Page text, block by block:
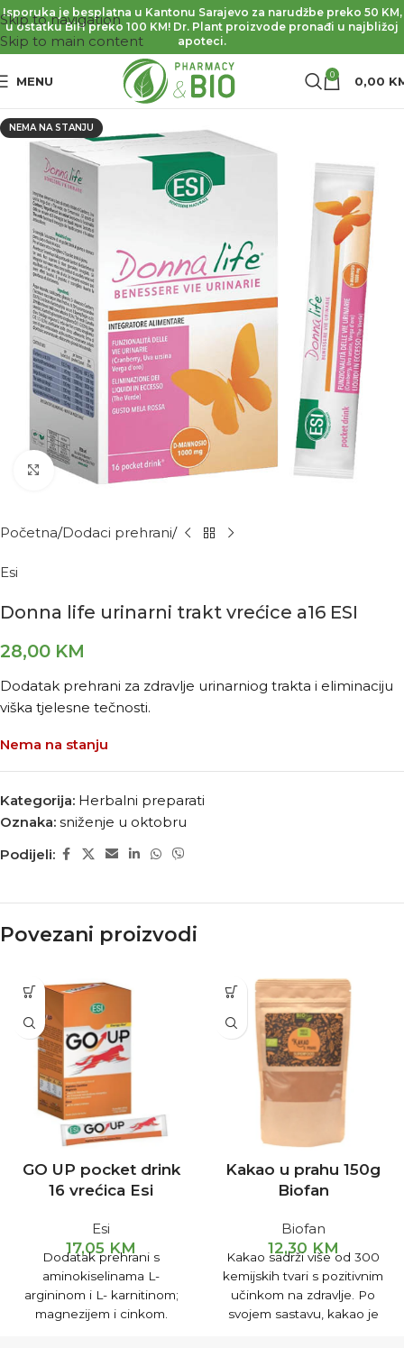
Skip to navigation
Skip to main content
Isporuka je besplatna u Kantonu Sarajevo za narudžbe preko 50 KM,
u ostatku BiH preko 100 KM! Dr. Plant proizvode pronađi u najbližoj
apoteci.
MENU 0 0,00
NEMA NA STANJU
Kliknite za povećanje
Početna Dodaci prehrani
Esi
Donna life urinarni trakt vrećice a16 ESI
28,00 KM
Dodatak prehrani za zdravlje urinarniog trakta i eliminaciju
viška tjelesne tečnosti.
Nema na stanju
Kategorija: Herbalni preparati
Oznaka: sniženje u oktobru
Podijeli:
Povezani proizvodi
GO UP pocket drink
16 vrećica Esi
Esi
17,05 KM
Dodatak prehrani s
aminokiselinama L-
argininom i L- karnitinom;
magnezijem i cinkom.
Kakao u prahu 150g
Biofan
Biofan
12,30 KM
Kakao sadrži više od 300
kemijskih tvari s pozitivnim
učinkom na zdravlje. Po
svojem sastavu, kakao je